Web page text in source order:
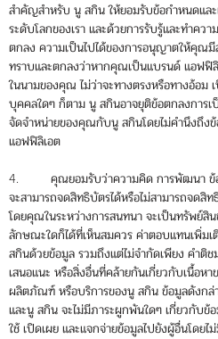
สำคัญสำหรับ นู สกิน ให้ยอมรับข้อกำหนดและ
ระดับโลกของเรา และด้วยการรับรู้และทำคว
ตกลง ความเป็นไปได้ของการอนุญาตให้คุณ
ทราบและตกลงว่าหากคุณเป็นแบรนด์ แอฟฟิ
ในนามของคุณ ไม่ว่าจะทางตรงหรือทางอ้อม
บุคคลใดๆ ก็ตาม นู สกินอาจยุติข้อตกลงการ
จัดจำหน่ายของคุณกับนู สกินโดยไม่คำนึงถึง
แอฟฟิลิเอต
4. คุณยอมรับว่าความคิด การพัฒนา ข้อเ
จะสามารถจดสิทธิบัตรได้หรือไม่สามารถจด
โดยคุณในระหว่างการสนทนา จะเป็นทรัพย์สิ
ลักษณะใดก็ได้ที่เห็นสมควร ค่าตอบแทนเพิ่
สกินด้วยข้อมูล รวมถึงแต่ไม่จำกัดเพียง คำติ
เสนอแนะ หรือสิ่งอื่นที่คล้ายกันเกี่ยวกับเนื้อหา
ผลิตภัณฑ์ หรือบริการของนู สกิน ข้อมูลดังกล่
และนู สกิน จะไม่มีภาระผูกพันใดๆ เกี่ยวกับข้
ใช้ เปิดเผย และแจกจ่ายข้อมูลไปยังผู้อื่นโดย